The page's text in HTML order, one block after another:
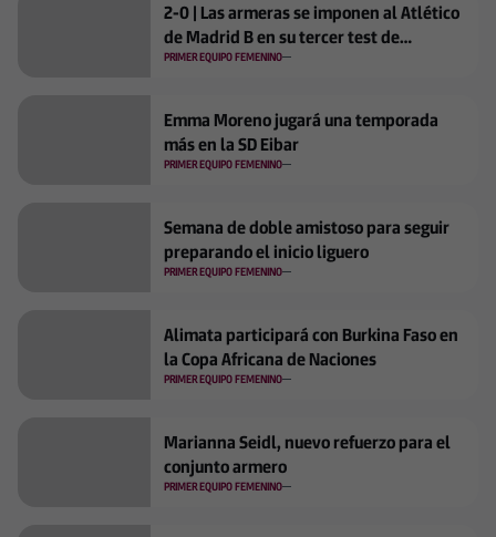
2-0 | Las armeras se imponen al Atlético
de Madrid B en su tercer test de
pretemporada
PRIMER EQUIPO FEMENINO
Emma Moreno jugará una temporada
más en la SD Eibar
PRIMER EQUIPO FEMENINO
Semana de doble amistoso para seguir
preparando el inicio liguero
PRIMER EQUIPO FEMENINO
Alimata participará con Burkina Faso en
la Copa Africana de Naciones
PRIMER EQUIPO FEMENINO
Marianna Seidl, nuevo refuerzo para el
conjunto armero
PRIMER EQUIPO FEMENINO